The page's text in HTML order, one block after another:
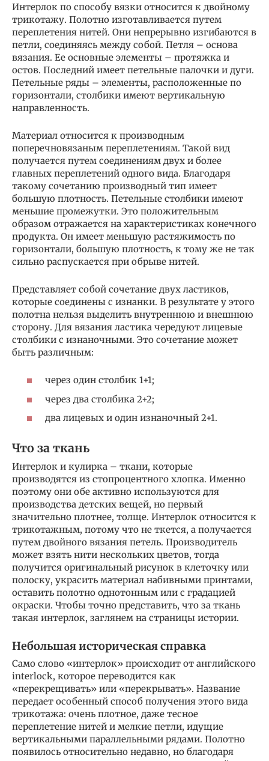
Интерлок по способу вязки относится к двойному
трикотажу. Полотно изготавливается путем
переплетения нитей. Они непрерывно изгибаются в
петли, соединяясь между собой. Петля – основа
вязания. Ее основные элементы – протяжка и
остов. Последний имеет петельные палочки и дуги.
Петельные ряды – элементы, расположенные по
горизонтали, столбики имеют вертикальную
направленность.
Материал относится к производным
поперечновязаным переплетениям. Такой вид
получается путем соединениям двух и более
главных переплетений одного вида. Благодаря
такому сочетанию производный тип имеет
большую плотность. Петельные столбики имеют
меньшие промежутки. Это положительным
образом отражается на характеристиках конечного
продукта. Он имеет меньшую растяжимость по
горизонтали, большую плотность, к тому же не так
сильно распускается при обрыве нитей.
Представляет собой сочетание двух ластиков,
которые соединены с изнанки. В результате у этого
полотна нельзя выделить внутреннюю и внешнюю
сторону. Для вязания ластика чередуют лицевые
столбики с изнаночными. Это сочетание может
быть различным:
через один столбик 1+1;
через два столбика 2+2;
два лицевых и один изнаночный 2+1.
Что за ткань
Интерлок и кулирка – ткани, которые
производятся из стопроцентного хлопка. Именно
поэтому они обе активно используются для
производства детских вещей, но первый
значительно плотнее, толще. Интерлок относится к
трикотажным, потому что не ткется, а получается
путем двойного вязания петель. Производитель
может взять нити нескольких цветов, тогда
получится оригинальный рисунок в клеточку или
полоску, украсить материал набивными принтами,
оставить полотно однотонным или с градацией
окраски. Чтобы точно представить, что за ткань
такая интерлок, заглянем на страницы истории.
Небольшая историческая справка
Само слово «интерлок» происходит от английского
interlock, которое переводится как
«перекрещивать» или «перекрывать». Название
передает особенный способ получения этого вида
трикотажа: очень плотное, даже тесное
переплетение нитей и мелкие петли, идущие
вертикальными параллельными рядами. Полотно
появилось относительно недавно, но благодаря